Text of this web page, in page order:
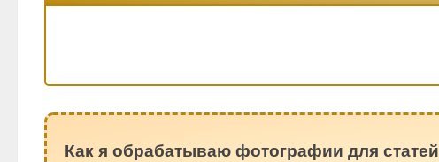
Как я обрабатываю фотографии для статей